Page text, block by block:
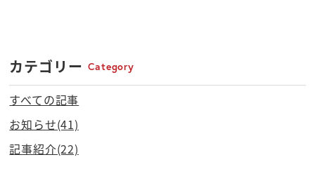
カテゴリー Category
すべての記事
お知らせ(41)
記事紹介(22)